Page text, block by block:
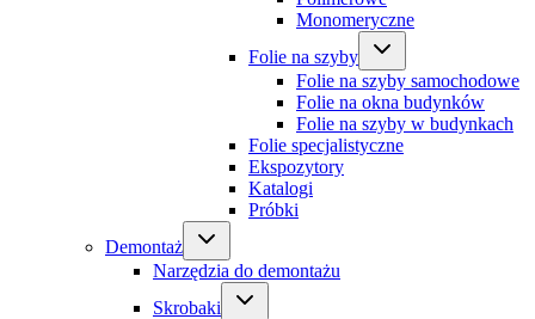
Monomeryczne
Folie na szyby
Folie na szyby samochodowe
Folie na okna budynków
Folie na szyby w budynkach
Folie specjalistyczne
Ekspozytory
Katalogi
Próbki
Demontaż
Narzędzia do demontażu
Skrobaki